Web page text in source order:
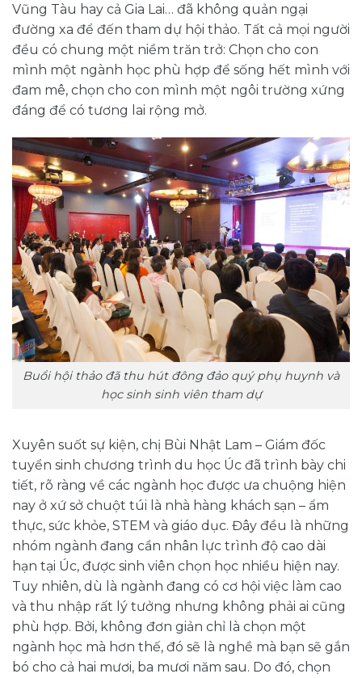
Vũng Tàu hay cả Gia Lai… đã không quản ngại
đường xa để đến tham dự hội thảo. Tất cả mọi người
đều có chung một niềm trăn trở: Chọn cho con
mình một ngành học phù hợp để sống hết mình với
đam mê, chọn cho con mình một ngôi trường xứng
đáng để có tương lai rộng mở.
Buổi hội thảo đã thu hút đông đảo quý phụ huynh và
học sinh sinh viên tham dự
Xuyên suốt sự kiện, chị Bùi Nhật Lam – Giám đốc
tuyển sinh chương trình du học Úc đã trình bày chi
tiết, rõ ràng về các ngành học được ưa chuộng hiện
nay ở xứ sở chuột túi là nhà hàng khách sạn – ẩm
thực, sức khỏe, STEM và giáo dục. Đây đều là những
nhóm ngành đang cần nhân lực trình độ cao dài
hạn tại Úc, được sinh viên chọn học nhiều hiện nay.
Tuy nhiên, dù là ngành đang có cơ hội việc làm cao
và thu nhập rất lý tưởng nhưng không phải ai cũng
phù hợp. Bởi, không đơn giản chỉ là chọn một
ngành học mà hơn thế, đó sẽ là nghề mà bạn sẽ gắn
bó cho cả hai mươi, ba mươi năm sau. Do đó, chọn